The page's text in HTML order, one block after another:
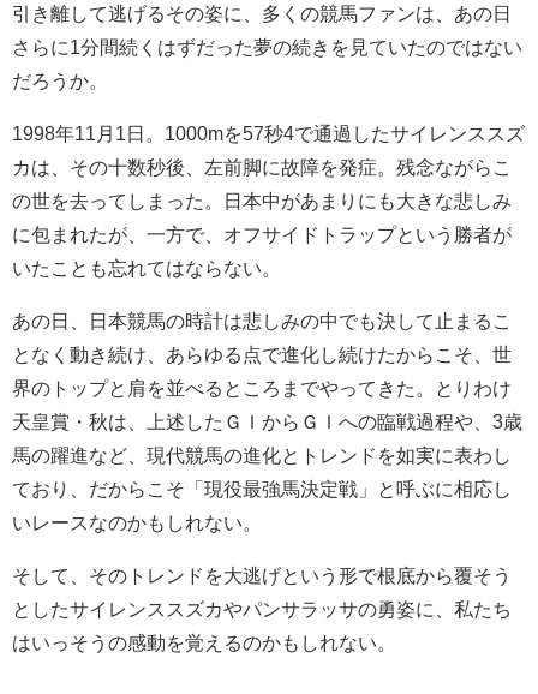
引き離して逃げるその姿に、多くの競馬ファンは、あの日
さらに1分間続くはずだった夢の続きを見ていたのではない
だろうか。
1998年11月1日。1000mを57秒4で通過したサイレンススズ
カは、その十数秒後、左前脚に故障を発症。残念ながらこ
の世を去ってしまった。日本中があまりにも大きな悲しみ
に包まれたが、一方で、オフサイドトラップという勝者が
いたことも忘れてはならない。
あの日、日本競馬の時計は悲しみの中でも決して止まるこ
となく動き続け、あらゆる点で進化し続けたからこそ、世
界のトップと肩を並べるところまでやってきた。とりわけ
天皇賞・秋は、上述したＧＩからＧＩへの臨戦過程や、3歳
馬の躍進など、現代競馬の進化とトレンドを如実に表わし
ており、だからこそ「現役最強馬決定戦」と呼ぶに相応し
いレースなのかもしれない。
そして、そのトレンドを大逃げという形で根底から覆そう
としたサイレンススズカやパンサラッサの勇姿に、私たち
はいっそうの感動を覚えるのかもしれない。